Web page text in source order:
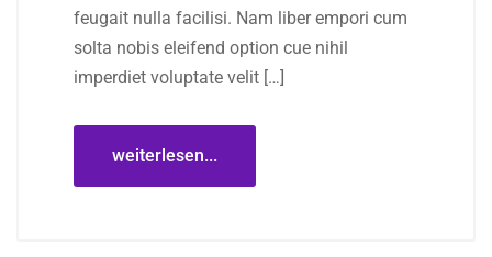
feugait nulla facilisi. Nam liber empori cum
solta nobis eleifend option cue nihil
imperdiet voluptate velit […]
weiterlesen...